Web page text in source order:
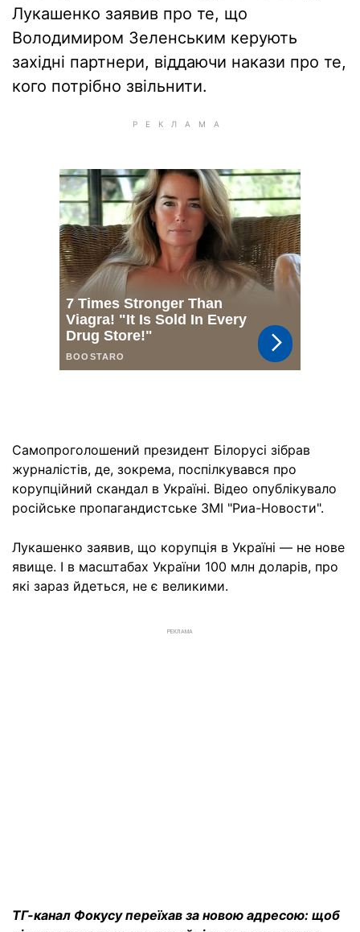
Лукашенко заявив про те, що
Володимиром Зеленським керують
західні партнери, віддаючи накази про те,
кого потрібно звільнити.
Самопроголошений президент Білорусі зібрав
журналістів, де, зокрема, поспілкувався про
корупційний скандал в Україні. Відео опублікувало
російське пропагандистське ЗМІ "Риа-Новости".
Лукашенко заявив, що корупція в Україні — не нове
явище. І в масштабах України 100 млн доларів, про
які зараз йдеться, не є великими.
РЕКЛАМА
ТГ-канал Фокусу переїхав за новою адресою: щоб